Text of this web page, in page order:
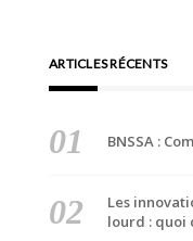
ARTICLES RÉCENTS
BNSSA :
Les
lourd : quoi